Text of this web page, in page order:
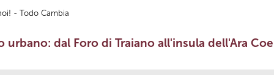
- Todo Cambia
dal Foro di Traiano all'insula dell'Ara